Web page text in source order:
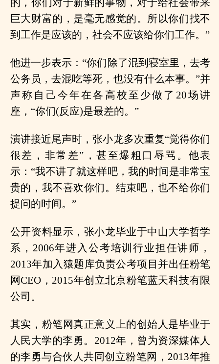
的，你们对于新鲜的事物，对于给社会带来
巨大财富的，是毫无感觉的。所以你们找不
到工作是应该的，社会不应该给你们工作。”
他进一步表示：“你们除了混到寝室里，去考
公务员，去混吃等死，也没有什么本事。”并
声称自己今年在各高校至少做了20场讲
座，“你们(反应)是最差的。”
演讲接近尾声时，张小龙多次重复“觉得你们
很差，非常差”，甚至爆粗口辱骂。他表
示：“我不讲了就这样吧，我的时间是非常宝
贵的，我不喜欢你们。结束吧，也不给你们
提问的时间。”
公开资料显示，张小龙毕业于中山大学哲学
系，2006年进入公考培训行业担任讲师，
2013年加入猿题库负责公考项目并出任粉笔
网CEO，2015年创立北京粉笔蓝天科技有限
公司。
其实，粉笔网真正意义上的创始人是毕业于
人民大学的李勇。2012年，曾为资深媒体人
的李勇与合伙人共同创立粉笔网，2013年推